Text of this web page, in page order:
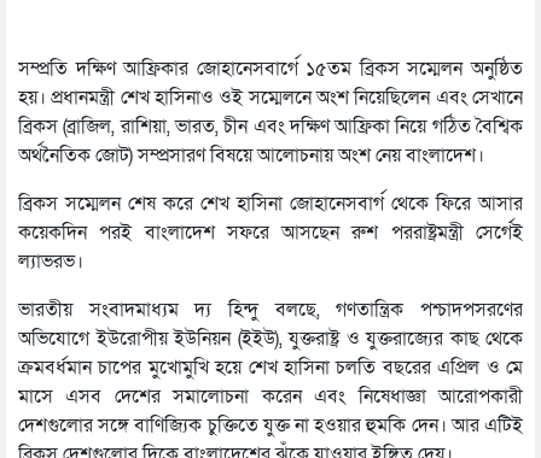
সম্প্রতি দক্ষিণ আফ্রিকার জোহানেসবার্গে ১৫তম ব্রিকস সম্মেলন অনুষ্ঠিত
হয়। প্রধানমন্ত্রী শেখ হাসিনাও ওই সম্মেলনে অংশ নিয়েছিলেন এবং সেখানে
ব্রিকস (ব্রাজিল, রাশিয়া, ভারত, চীন এবং দক্ষিণ আফ্রিকা নিয়ে গঠিত বৈশ্বিক
অর্থনৈতিক জোট) সম্প্রসারণ বিষয়ে আলোচনায় অংশ নেয় বাংলাদেশ।
ব্রিকস সম্মেলন শেষ করে শেখ হাসিনা জোহানেসবার্গ থেকে ফিরে আসার
কয়েকদিন পরই বাংলাদেশ সফরে আসছেন রুশ পররাষ্ট্রমন্ত্রী সের্গেই
ল্যাভরভ।
ভারতীয় সংবাদমাধ্যম দ্য হিন্দু বলছে, গণতান্ত্রিক পশ্চাদপসরণের
অভিযোগে ইউরোপীয় ইউনিয়ন (ইইউ), যুক্তরাষ্ট্র ও যুক্তরাজ্যের কাছ থেকে
ক্রমবর্ধমান চাপের মুখোমুখি হয়ে শেখ হাসিনা চলতি বছরের এপ্রিল ও মে
মাসে এসব দেশের সমালোচনা করেন এবং নিষেধাজ্ঞা আরোপকারী
দেশগুলোর সঙ্গে বাণিজ্যিক চুক্তিতে যুক্ত না হওয়ার হুমকি দেন। আর এটিই